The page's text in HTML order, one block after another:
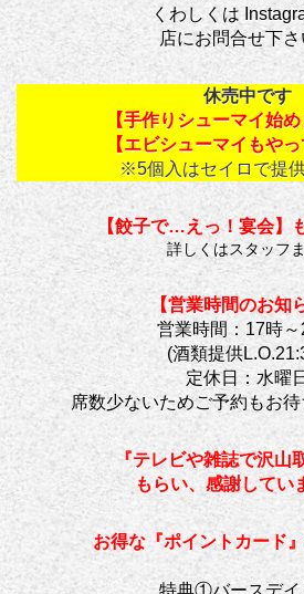
くわしくは
店にお問合せ下さ
休売中です
【手作りシューマイ始め
【エビシューマイもやっ
※5個入はセイロで提供
【餃子で…えっ！宴会】
詳しくはスタッフ
【営業時間のお知
営業時間：17時
(酒類提供
定休日：水曜日
席数少ないためご予約もお待
『テレビや雑誌で沢山
もらい、感謝してい
お得な『ポイントカード
特典①バースデイ